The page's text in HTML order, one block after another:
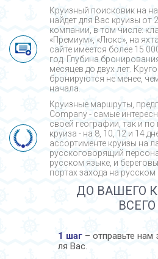
Круизный поисковик на
найдет для Вас круизы от
компании, в том числе:
«Премиум», «Люкс», на
сайте имеется более 15
год. Глубина
месяцев до двух лет.
бронируются не менее,
начала.
Круизные маршруты,
Company - cамые
своей географии, так и
круиза - на 8, 10, 12 и 14
ассортименте круизы на
русскоговорящий
русском языке, и
портах захода на русском
ДО ВАШЕГО
1 шаг – отправьте нам
ля Вас.